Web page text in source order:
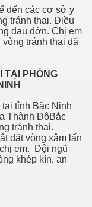
đến các cơ sở y
tránh thai. Điều
đau đớn. Chị em
tránh thai đã
TẠI PHÒNG
tỉnh Bắc Ninh
Thành ĐôBắc
tránh thai.
đặt vòng xâm lấn
em. Đội ngũ
khép kín, an